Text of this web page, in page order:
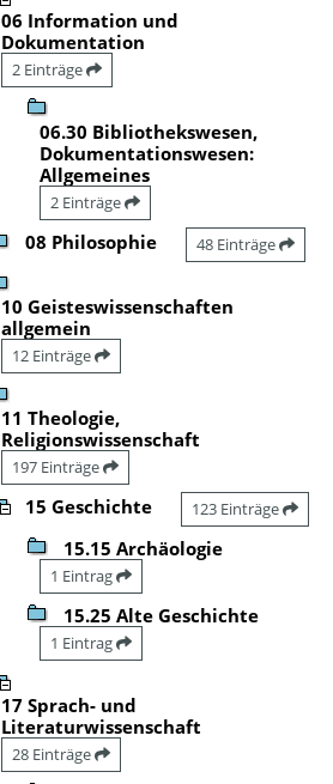
06 Information und
Dokumentation
2 Einträge
06.30 Bibliothekswesen,
Dokumentationswesen:
Allgemeines
2 Einträge
08 Philosophie 48 Einträge
10 Geisteswissenschaften
allgemein
12 Einträge
11 Theologie,
Religionswissenschaft
197 Einträge
15 Geschichte 123 Einträge
15.15 Archäologie
1 Eintrag
15.25 Alte Geschichte
1 Eintrag
17 Sprach- und
Literaturwissenschaft
28 Einträge